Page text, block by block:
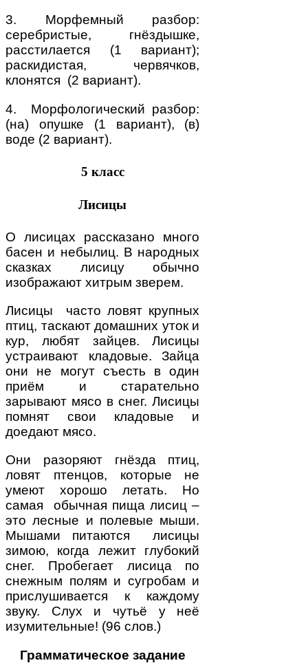
3. Морфемный разбор:
серебристые, гнёздышке,
расстилается (1 вариант);
раскидистая, червячков,
клонятся (2 вариант).
4. Морфологический разбор:
(на) опушке (1 вариант), (в)
воде (2 вариант).
5 класс
Лисицы
О лисицах рассказано много
басен и небылиц. В народных
сказках лисицу обычно
изображают хитрым зверем.
Лисицы часто ловят крупных
птиц, таскают домашних уток и
кур, любят зайцев. Лисицы
устраивают кладовые. Зайца
они не могут съесть в один
приём и старательно
зарывают мясо в снег. Лисицы
помнят свои кладовые и
доедают мясо.
Они разоряют гнёзда птиц,
ловят птенцов, которые не
умеют хорошо летать. Но
самая обычная пища лисиц –
это лесные и полевые мыши.
Мышами питаются лисицы
зимою, когда лежит глубокий
снег. Пробегает лисица по
снежным полям и сугробам и
прислушивается к каждому
звуку. Слух и чутьё у неё
изумительные! (96 слов.)
Грамматическое задание